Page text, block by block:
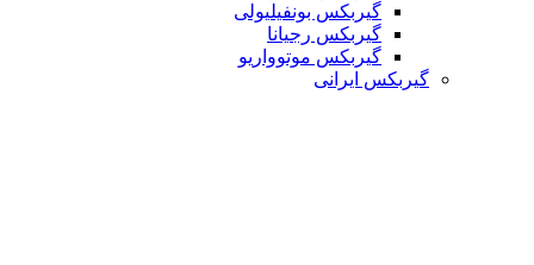
گیربکس بونفیلیولی
گیربکس رجیانا
گیربکس موتوواریو
گیربکس ایرانی